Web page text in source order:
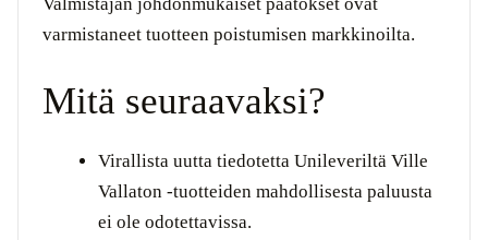
varmistaneet tuotteen poistumisen markkinoilta.
Mitä seuraavaksi?
Virallista uutta tiedotetta Unileveriltä Ville
Vallaton -tuotteiden mahdollisesta paluusta
ei ole odotettavissa.